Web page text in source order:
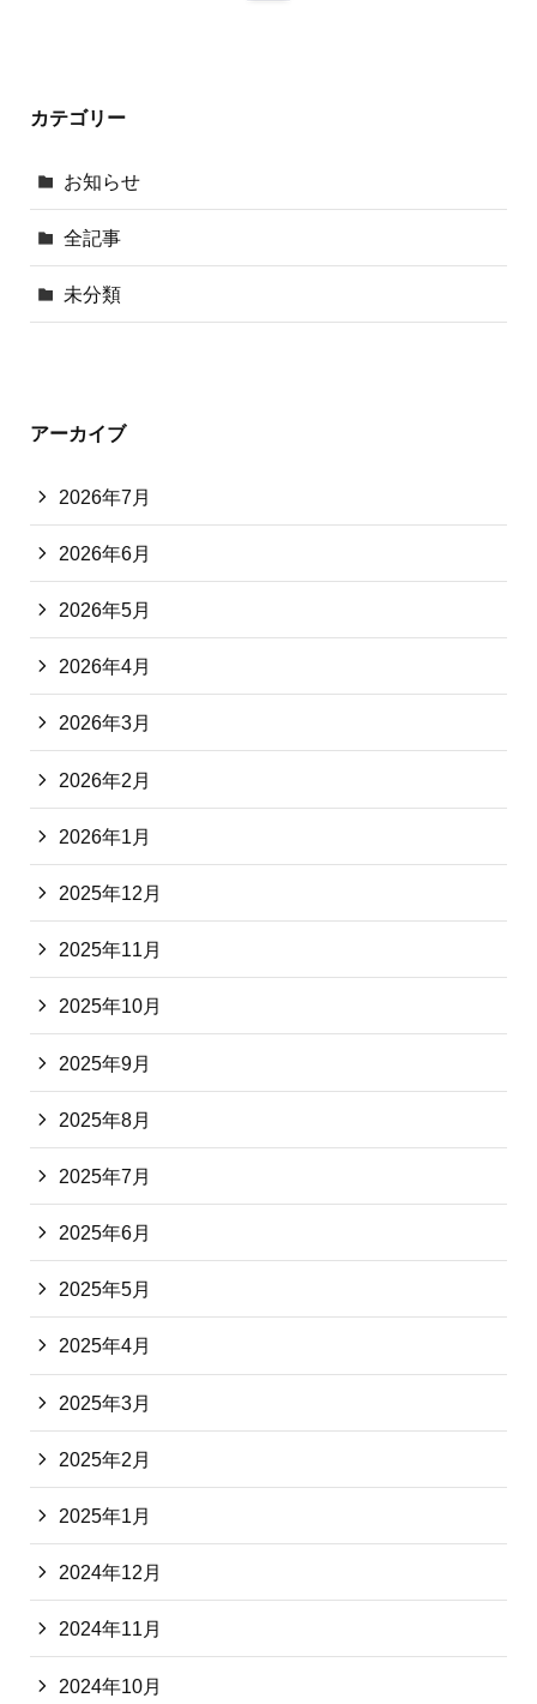
カテゴリー
お知らせ
全記事
未分類
アーカイブ
2026年7月
2026年6月
2026年5月
2026年4月
2026年3月
2026年2月
2026年1月
2025年12月
2025年11月
2025年10月
2025年9月
2025年8月
2025年7月
2025年6月
2025年5月
2025年4月
2025年3月
2025年2月
2025年1月
2024年12月
2024年11月
2024年10月